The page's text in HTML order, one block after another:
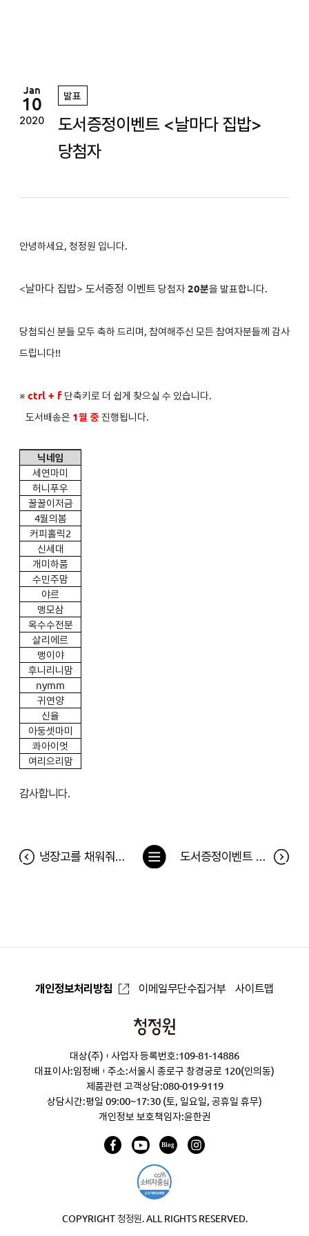
Jan
10
2020
발표
도서증정이벤트 <날마다 집밥>
당첨자
안녕하세요, 청정원 입니다.
<날마다 집밥> 도서증정 이벤트 당첨자 20분을 발표합니다.
당첨되신 분들 모두 축하 드리며, 참여해주신 모든 참여자분들께 감사
드립니다!!
※ ctrl + f 단축키로 더 쉽게 찾으실 수 있습니다.
도서배송은 1월 중 진행됩니다.
닉네임
세연마미
허니푸우
꿀꿀이저금
4월의봄
커피홀릭2
신세대
개미하품
수민주맘
야르
맹모삼
옥수수전분
살리에르
맹이야
후니리니맘
nymm
귀연양
신율
아둥셋마미
콰아이엇
여리으리맘
감사합니다.
냉장고를 채워줘 155차 당첨자(12월 30일~1월 5일) 도서증정이벤트 <아빠와 나> 당첨자
목
개인정보처리방침 이메일무단수집거부 사이트맵
청
원
대상(주)
사업자 등록번호:109-81-14886
대표이사:임정배
주소:서울시 종로구 창경궁로 120(인의동)
제품관련 고객상담:080-019-9119
상담시간:평일 09:00~17:30 (토, 일요일, 공휴일 휴무)
개인정보 보호책임자:윤한권
COPYRIGHT 청정원. ALL RIGHTS RESERVED.